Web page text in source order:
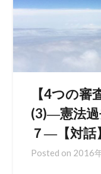
【4つの審
(3)―憲法過
７―【対話
Posted on 2016